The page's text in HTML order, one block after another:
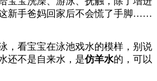
新手爸妈回家后不会慌了手脚……
，看宝宝在泳池戏水的模样，别说
还不是自来水，是仿羊水的，可以